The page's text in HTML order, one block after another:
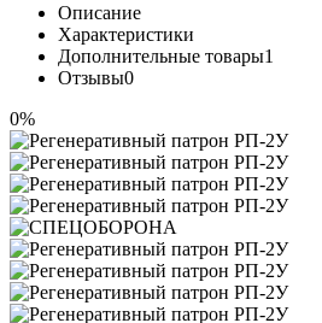
Описание
Характеристики
Дополнительные товары1
Отзывы0
0%